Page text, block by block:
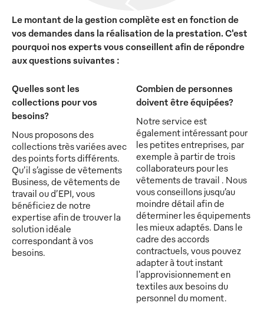
Le montant de la gestion complète est en fonction de
vos demandes dans la réalisation de la prestation. C'est
pourquoi nos experts vous conseillent afin de répondre
aux questions suivantes :
Quelles sont les
collections pour vos
besoins?
Nous proposons des
collections très variées avec
des points forts différents.
Qu’il s’agisse de vêtements
Business, de vêtements de
travail ou d’EPI, vous
bénéficiez de notre
expertise afin de trouver la
solution idéale
correspondant à vos
besoins.
Combien de personnes
doivent être équipées?
Notre service est
également intéressant pour
les petites entreprises, par
exemple à partir de trois
collaborateurs pour les
vêtements de travail . Nous
vous conseillons jusqu’au
moindre détail afin de
déterminer les équipements
les mieux adaptés. Dans le
cadre des accords
contractuels, vous pouvez
adapter à tout instant
l'approvisionnement en
textiles aux besoins du
personnel du moment.